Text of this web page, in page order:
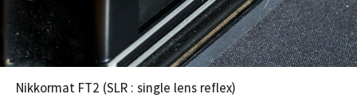
Nikkormat FT2 (SLR : single lens reflex)